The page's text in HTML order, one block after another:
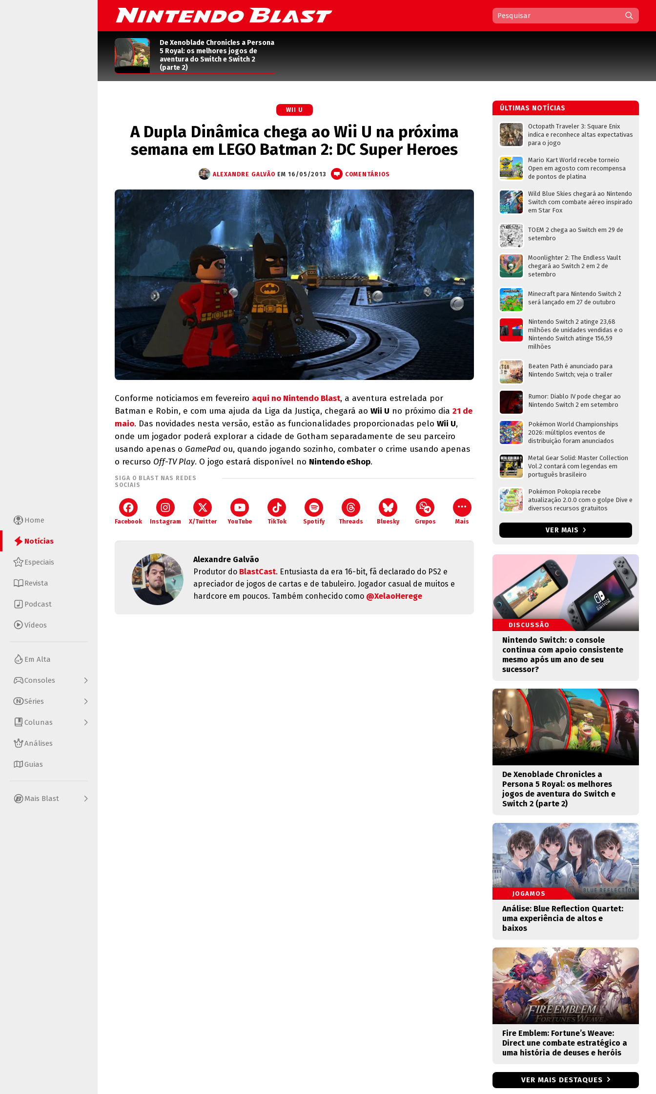
Home
Notícias
Especiais
Revista
Podcast
Vídeos
Em Alta
Consoles
Séries
Colunas
Análises
Guias
Mais Blast
De Xenoblade Chronicles a Persona
5 Royal: os melhores jogos de
aventura do Switch e Switch 2
(parte 2)
WII U
A Dupla Dinâmica chega ao Wii U na próxima
semana em LEGO Batman 2: DC Super Heroes
ALEXANDRE GALVÃO EM 16/05/2013 COMENTÁRIOS
Conforme noticiamos em fevereiro aqui no Nintendo Blast, a aventura estrelada por
Batman e Robin, e com uma ajuda da Liga da Justiça, chegará ao Wii U no próximo dia 21 de
maio. Das novidades nesta versão, estão as funcionalidades proporcionadas pelo Wii U,
onde um jogador poderá explorar a cidade de Gotham separadamente de seu parceiro
usando apenas o GamePad ou, quando jogando sozinho, combater o crime usando apenas
o recurso Off-TV Play. O jogo estará disponível no Nintendo eShop.
SIGA O BLAST NAS REDES
SOCIAIS
Facebook Instagram X/Twitter YouTube TikTok Spotify Threads Bluesky Grupos Mais
Alexandre Galvão
Produtor do BlastCast. Entusiasta da era 16-bit, fã declarado do PS2 e
apreciador de jogos de cartas e de tabuleiro. Jogador casual de muitos e
hardcore em poucos. Também conhecido como @XelaoHerege
ÚLTIMAS NOTÍCIAS
Octopath Traveler 3: Square Enix
indica e reconhece altas expectativas
para o jogo
Mario Kart World recebe torneio
Open em agosto com recompensa
de pontos de platina
Wild Blue Skies chegará ao Nintendo
Switch com combate aéreo inspirado
em Star Fox
TOEM 2 chega ao Switch em 29 de
setembro
Moonlighter 2: The Endless Vault
chegará ao Switch 2 em 2 de
setembro
Minecraft para Nintendo Switch 2
será lançado em 27 de outubro
Nintendo Switch 2 atinge 23,68
milhões de unidades vendidas e o
Nintendo Switch atinge 156,59
milhões
Beaten Path é anunciado para
Nintendo Switch; veja o trailer
Rumor: Diablo IV pode chegar ao
Nintendo Switch 2 em setembro
Pokémon World Championships
2026: múltiplos eventos de
distribuição foram anunciados
Metal Gear Solid: Master Collection
Vol.2 contará com legendas em
português brasileiro
Pokémon Pokopia recebe
atualização 2.0.0 com o golpe Dive e
diversos recursos gratuitos
VER MAIS
DISCUSSÃO
Nintendo Switch: o console
continua com apoio consistente
mesmo após um ano de seu
sucessor?
De Xenoblade Chronicles a
Persona 5 Royal: os melhores
jogos de aventura do Switch e
Switch 2 (parte 2)
JOGAMOS
Análise: Blue Reflection Quartet:
uma experiência de altos e
baixos
Fire Emblem: Fortune’s Weave:
Direct une combate estratégico a
uma história de deuses e heróis
VER MAIS DESTAQUES